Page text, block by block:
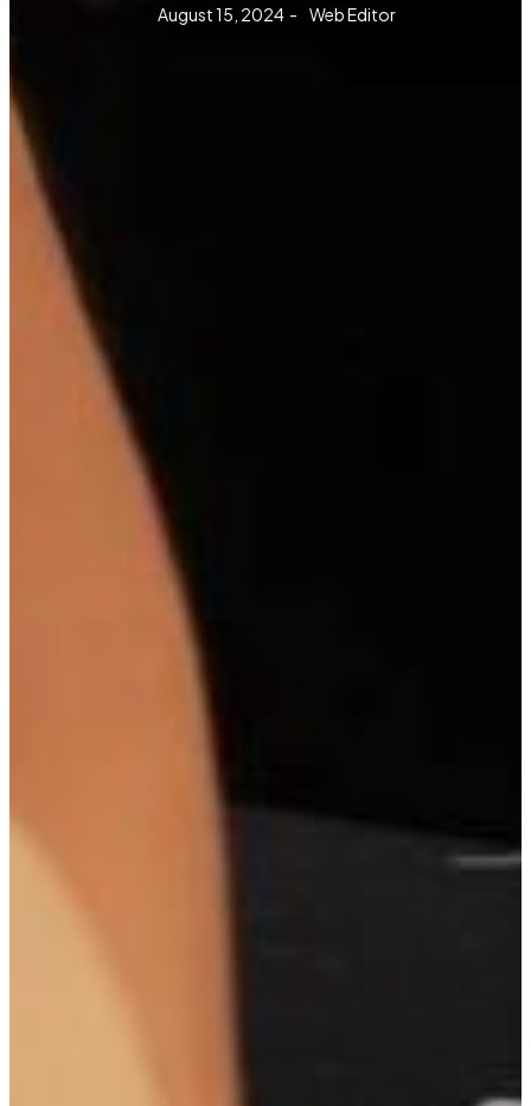
August 15, 2024 - Web Editor